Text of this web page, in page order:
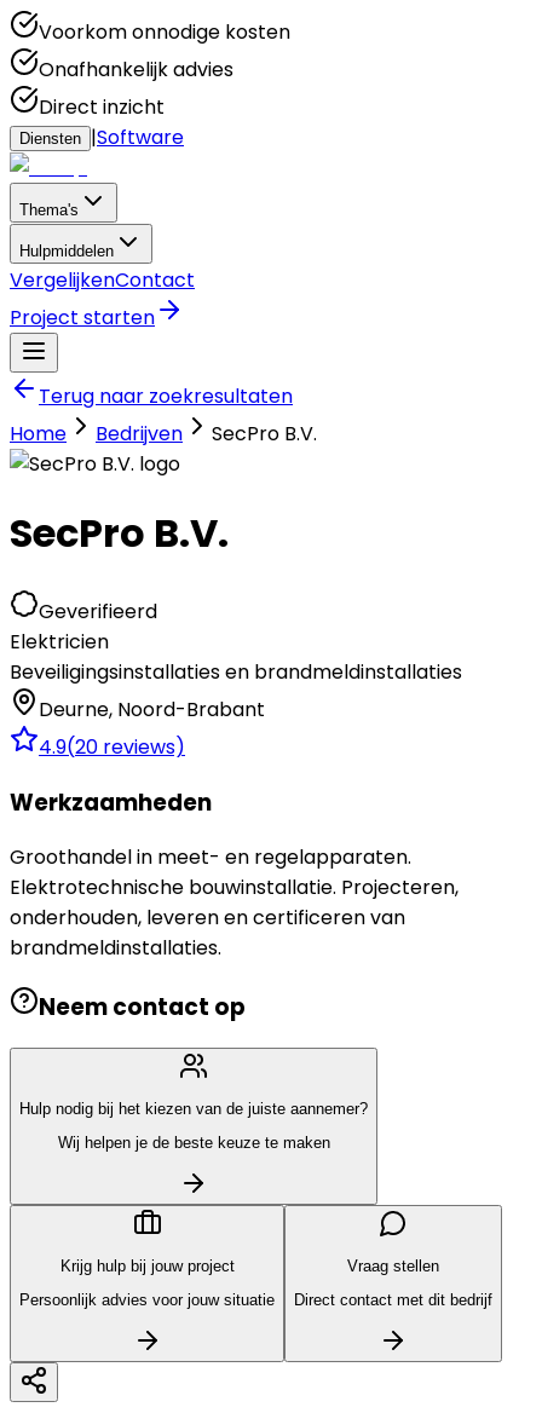
Voorkom onnodige kosten
Onafhankelijk advies
Direct inzicht
Diensten |Software
Thema's
Hulpmiddelen
VergelijkenContact
Project starten
Terug naar zoekresultaten
Home
Bedrijven SecPro B.V.
SecPro B.V.
Geverifieerd
Elektricien
Beveiligingsinstallaties en brandmeldinstallaties
Deurne, Noord-Brabant
4.9(20 reviews)
Werkzaamheden
Groothandel in meet- en regelapparaten.
Elektrotechnische bouwinstallatie. Projecteren,
onderhouden, leveren en certificeren van
brandmeldinstallaties.
Neem contact op
Hulp nodig bij het kiezen van de juiste aannemer?
Wij helpen je de beste keuze te maken
Krijg hulp bij jouw project
Persoonlijk advies voor jouw situatie
Vraag stellen
Direct contact met dit bedrijf